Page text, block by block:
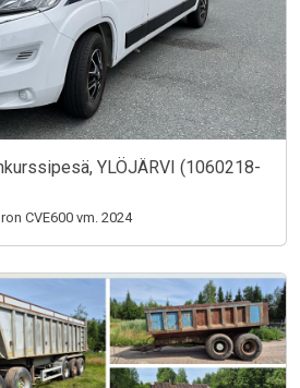
YLÖJÄRVI (1060218-
CVE600 vm. 2024